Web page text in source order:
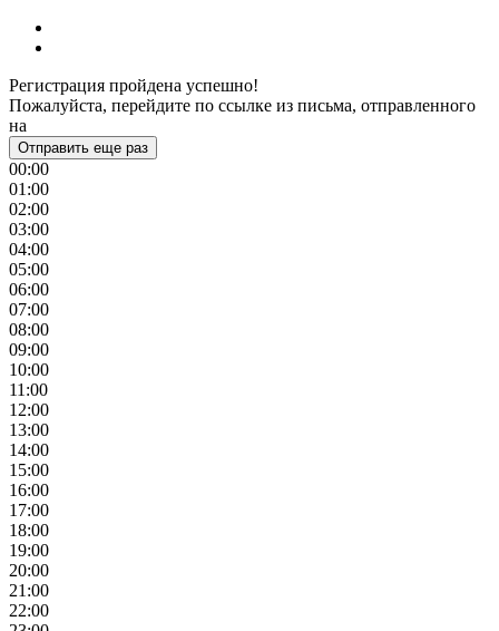
Регистрация пройдена успешно!
Пожалуйста, перейдите по ссылке из письма, отправленного
на
Отправить еще раз
00:00
01:00
02:00
03:00
04:00
05:00
06:00
07:00
08:00
09:00
10:00
11:00
12:00
13:00
14:00
15:00
16:00
17:00
18:00
19:00
20:00
21:00
22:00